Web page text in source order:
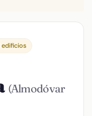
edificios
(Almodóvar